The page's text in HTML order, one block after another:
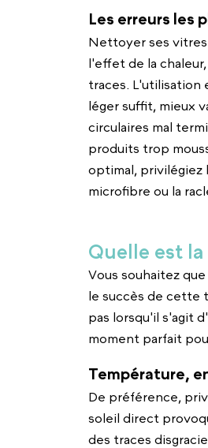
Les erreurs les
Nettoyer ses vitres
l'effet de la
traces. L'utilisation
léger suffit, mieux
circulaires mal
produits trop
optimal, privilégiez
microfibre ou la
Quelle est
Vous souhaitez
le succès de cette
pas lorsqu'il s'agit
moment parfait
Température,
De préférence,
soleil direct
des traces